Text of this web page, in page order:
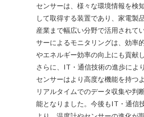
センサーは、様々な環境情報を検
して取得する装置であり、家電製
産業まで幅広い分野で活用されて
サーによるモニタリングは、効率
やエネルギー効率の向上にも貢献
さらに、IT・通信技術の進歩によ
センサーはより高度な機能を持つ
リアルタイムでのデータ収集や判
能となりました。今後もIT・通信